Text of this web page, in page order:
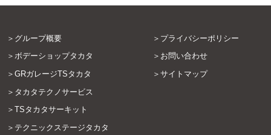
グループ概要
ボデーショップタカタ
GRガレージTSタカタ
タカタテクノサービス
TSタカタサーキット
テクニックステージタカタ
プライバシーポリシー
お問い合わせ
サイトマップ